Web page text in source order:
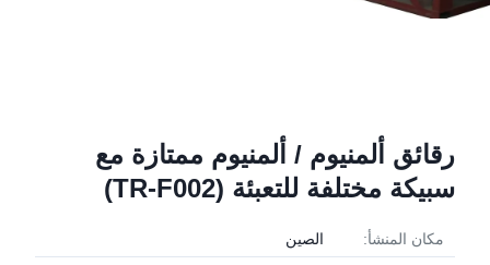
رقائق ألمنيوم / ألمنيوم ممتازة مع
سبيكة مختلفة للتعبئة (TR-F002)
مكان المنشأ: الصين